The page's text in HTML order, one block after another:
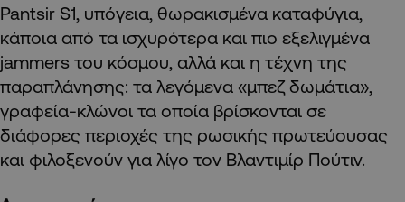
Pantsir S1, υπόγεια, θωρακισμένα καταφύγια,
κάποια από τα ισχυρότερα και πιο εξελιγμένα
jammers του κόσμου, αλλά και η τέχνη της
παραπλάνησης: τα λεγόμενα «μπεζ δωμάτια»,
γραφεία-κλώνοι τα οποία βρίσκονται σε
διάφορες περιοχές της ρωσικής πρωτεύουσας
και φιλοξενούν για λίγο τον Βλαντιμίρ Πούτιν.